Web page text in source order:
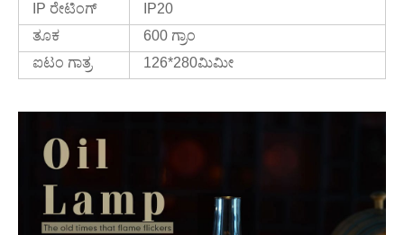
IP ರೇಟಿಂಗ್
IP20
ತೂಕ
600 ಗ್ರಾಂ
ಐಟಂ ಗಾತ್ರ
126*280ಮಿಮೀ